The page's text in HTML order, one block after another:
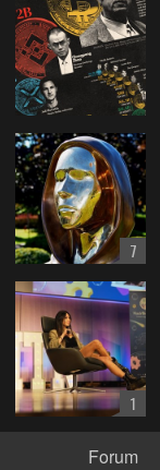
7
1
Forum